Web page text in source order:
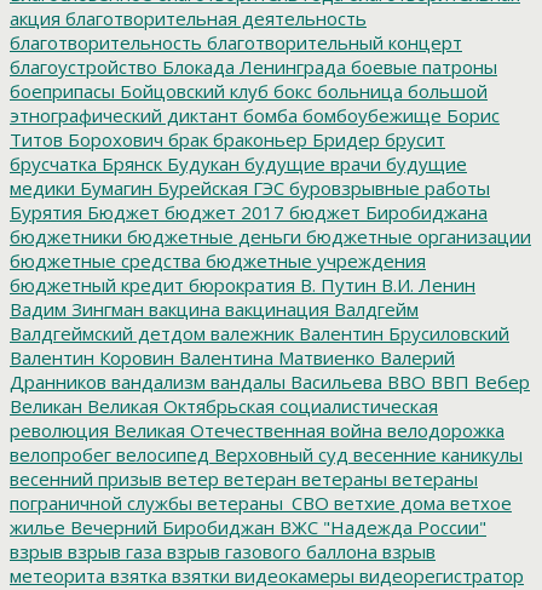
акция благотворительная деятельность
благотворительность благотворительный концерт
благоустройство Блокада Ленинграда боевые патроны
боеприпасы Бойцовский клуб бокс больница большой
этнографический диктант бомба бомбоубежище Борис
Титов Борохович брак браконьер Бридер брусит
брусчатка Брянск Будукан будущие врачи будущие
медики Бумагин Бурейская ГЭС буровзрывные работы
Бурятия Бюджет бюджет 2017 бюджет Биробиджана
бюджетники бюджетные деньги бюджетные организации
бюджетные средства бюджетные учреждения
бюджетный кредит бюрократия В. Путин В.И. Ленин
Вадим Зингман вакцина вакцинация Валдгейм
Валдгеймский детдом валежник Валентин Брусиловский
Валентин Коровин Валентина Матвиенко Валерий
Дранников вандализм вандалы Васильева ВВО ВВП Вебер
Великан Великая Октябрьская социалистическая
революция Великая Отечественная война велодорожка
велопробег велосипед Верховный суд весенние каникулы
весенний призыв ветер ветеран ветераны ветераны
пограничной службы ветераны_СВО ветхие дома ветхое
жилье Вечерний Биробиджан ВЖС "Надежда России"
взрыв взрыв газа взрыв газового баллона взрыв
метеорита взятка взятки видеокамеры видеорегистратор